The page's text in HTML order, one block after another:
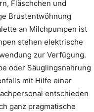
Fläschchen und
Brustentwöhnung
an Milchpumpen ist
stehen elektrische
zur Verfügung.
oder Säuglingsnahrung
mit Hilfe einer
entschieden
ganz pragmatische